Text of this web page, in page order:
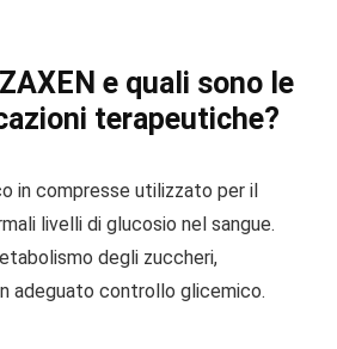
e quali sono le
terapeutiche?
in compresse utilizzato per il
livelli di glucosio nel sangue.
degli zuccheri,
adeguato controllo glicemico.